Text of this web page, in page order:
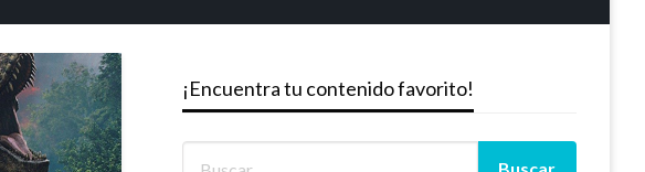
¡Encuentra tu contenido favorito!